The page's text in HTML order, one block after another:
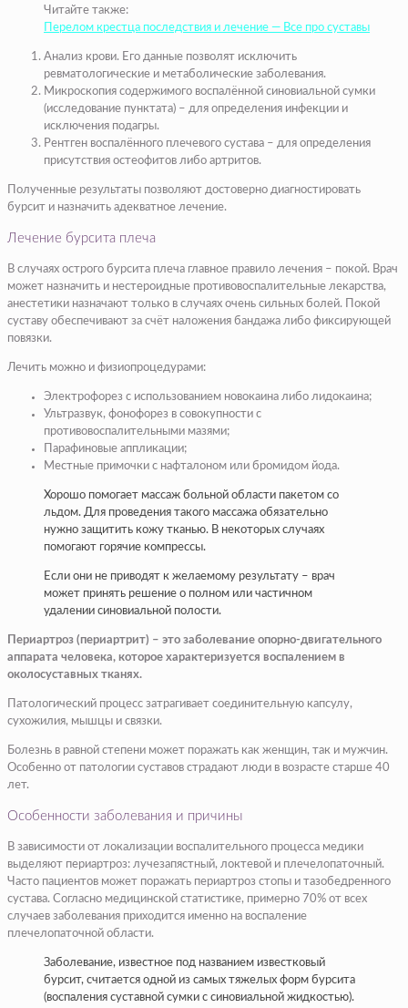
Читайте также:
Перелом крестца последствия и лечение — Все про суставы
Анализ крови. Его данные позволят исключить
ревматологические и метаболические заболевания.
Микроскопия содержимого воспалённой синовиальной сумки
(исследование пунктата) – для определения инфекции и
исключения подагры.
Рентген воспалённого плечевого сустава – для определения
присутствия остеофитов либо артритов.
Полученные результаты позволяют достоверно диагностировать
бурсит и назначить адекватное лечение.
Лечение бурсита плеча
В случаях острого бурсита плеча главное правило лечения – покой. Врач
может назначить и нестероидные противовоспалительные лекарства,
анестетики назначают только в случаях очень сильных болей. Покой
суставу обеспечивают за счёт наложения бандажа либо фиксирующей
повязки.
Лечить можно и физиопроцедурами:
Электрофорез с использованием новокаина либо лидокаина;
Ультразвук, фонофорез в совокупности с
противовоспалительными мазями;
Парафиновые аппликации;
Местные примочки с нафталоном или бромидом йода.
Хорошо помогает массаж больной области пакетом со
льдом. Для проведения такого массажа обязательно
нужно защитить кожу тканью. В некоторых случаях
помогают горячие компрессы.
Если они не приводят к желаемому результату – врач
может принять решение о полном или частичном
удалении синовиальной полости.
Периартроз (периартрит) – это заболевание опорно-двигательного
аппарата человека, которое характеризуется воспалением в
околосуставных тканях.
Патологический процесс затрагивает соединительную капсулу,
сухожилия, мышцы и связки.
Болезнь в равной степени может поражать как женщин, так и мужчин.
Особенно от патологии суставов страдают люди в возрасте старше 40
лет.
Особенности заболевания и причины
В зависимости от локализации воспалительного процесса медики
выделяют периартроз: лучезапястный, локтевой и плечелопаточный.
Часто пациентов может поражать периартроз стопы и тазобедренного
сустава. Согласно медицинской статистике, примерно 70% от всех
случаев заболевания приходится именно на воспаление
плечелопаточной области.
Заболевание, известное под названием известковый
бурсит, считается одной из самых тяжелых форм бурсита
(воспаления суставной сумки с синовиальной жидкостью).